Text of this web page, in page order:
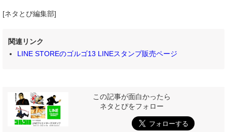
[ネタとぴ編集部]
関連リンク
LINE STOREのゴルゴ13 LINEスタンプ販売ページ
この記事が面白かったら
ネタとぴをフォロー